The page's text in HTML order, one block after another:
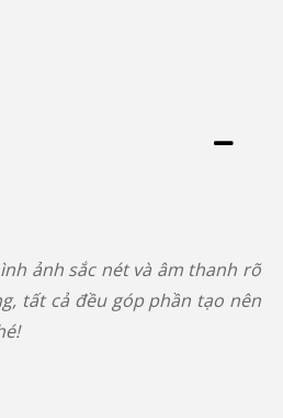
ảnh sắc nét và âm thanh rõ
tất cả đều góp phần tạo nên